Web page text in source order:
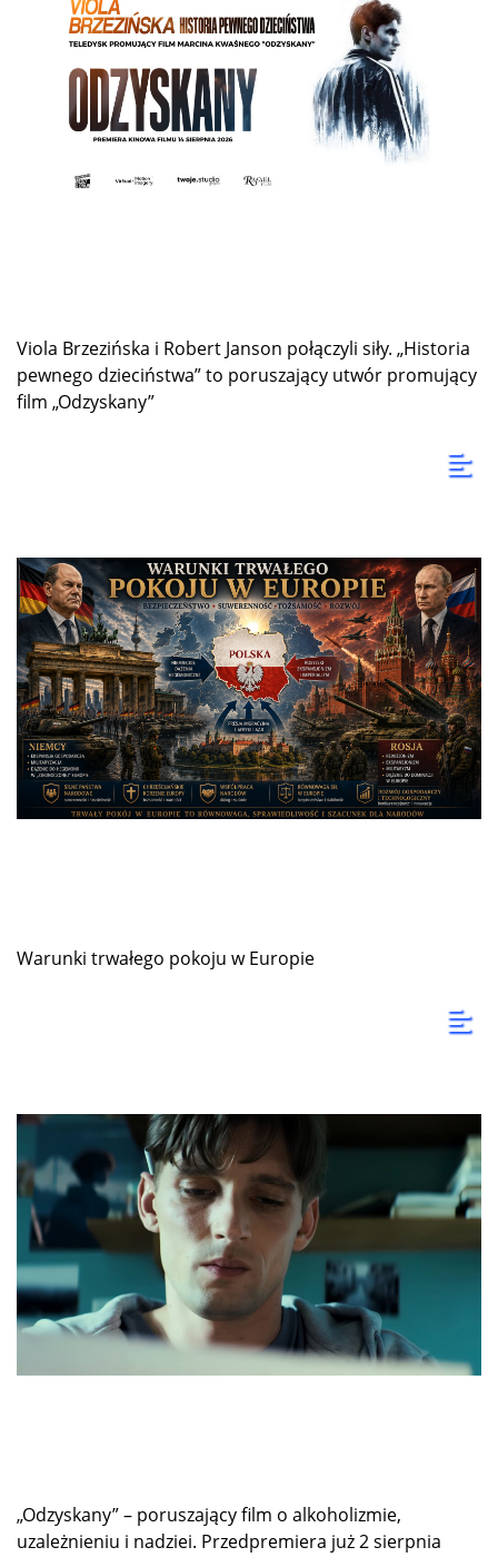
Viola Brzezińska i Robert Janson połączyli siły. „Historia
pewnego dzieciństwa” to poruszający utwór promujący
film „Odzyskany”
Warunki trwałego pokoju w Europie
„Odzyskany” – poruszający film o alkoholizmie,
uzależnieniu i nadziei. Przedpremiera już 2 sierpnia